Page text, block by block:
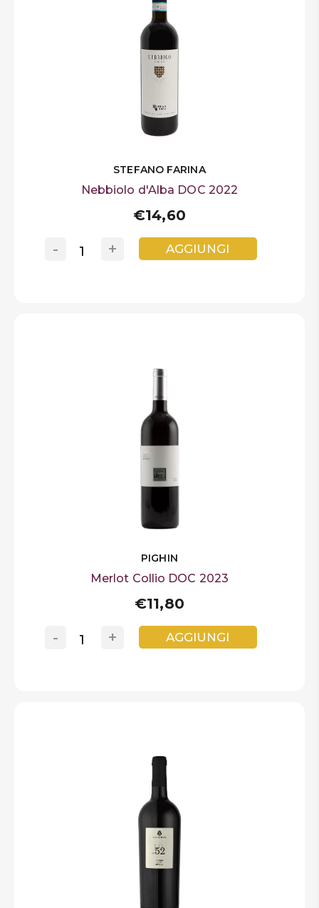
STEFANO FARINA
Nebbiolo d'Alba DOC 2022
€14,60
+
- AGGIUNGI
PIGHIN
Merlot Collio DOC 2023
€11,80
+
- AGGIUNGI